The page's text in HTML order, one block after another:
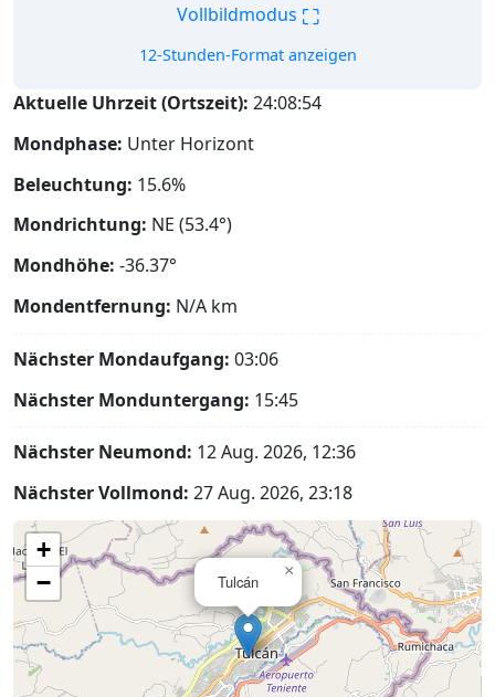
Vollbildmodus ⛶
12-Stunden-Format anzeigen
Aktuelle Uhrzeit (Ortszeit): 24:08:55
Mondphase: Unter Horizont
Beleuchtung: 15.6%
Mondrichtung: NE (53.4°)
Mondhöhe: -36.37°
Mondentfernung: N/A km
Nächster Mondaufgang: 03:06
Nächster Monduntergang: 15:45
Nächster Neumond: 12 Aug. 2026, 12:36
Nächster Vollmond: 27 Aug. 2026, 23:18
Tulcán
×
+
−